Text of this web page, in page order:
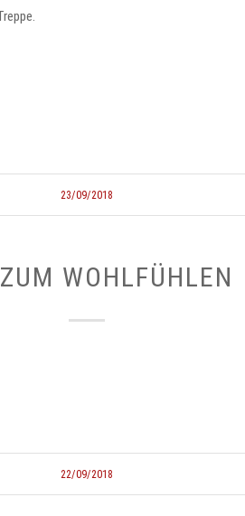
23/09/2018
WOHLFÜHLEN
22/09/2018